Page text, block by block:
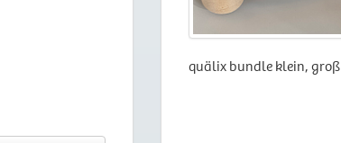
quälix bundle klein, groß